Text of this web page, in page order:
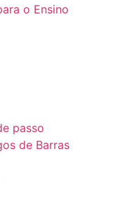
o Ensino
passo
de Barras